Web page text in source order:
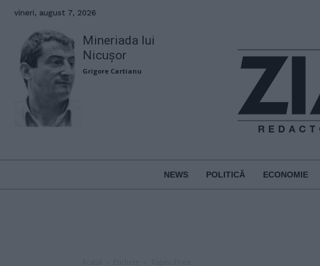
vineri, august 7, 2026
Mineriada lui
Nicușor
Grigore Cartianu
NEWS POLITICĂ ECONOMIE